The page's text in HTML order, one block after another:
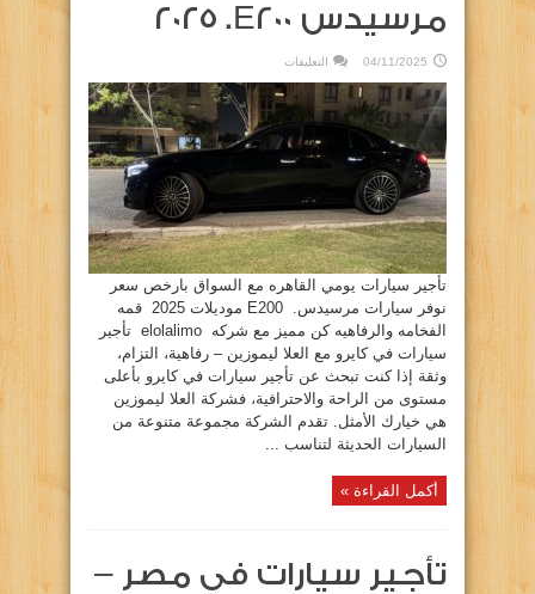
مرسيدس E200. ٢٠٢٥
04/11/2025 التعليقات
سيارات
يومي
القاهره
–
سيارات
مرسيدس
مغلقة
تأجير سيارات يومي القاهره مع السواق بارخص سعر
نوفر سيارات مرسيدس. E200 موديلات 2025 قمه
الفخامه والرفاهيه كن مميز مع شركه elolalimo تأجير
سيارات في كايرو مع العلا ليموزين – رفاهية، التزام،
وثقة إذا كنت تبحث عن تأجير سيارات في كايرو بأعلى
مستوى من الراحة والاحترافية، فشركة العلا ليموزين
هي خيارك الأمثل. تقدم الشركة مجموعة متنوعة من
السيارات الحديثة لتناسب ...
أكمل القراءة »
تأجير سيارات في مصر –